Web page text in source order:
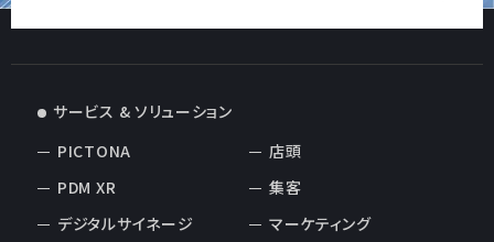
サービス & ソリューション
PICTONA
PDM XR
デジタルサイネージ
店頭
集客
マーケティング